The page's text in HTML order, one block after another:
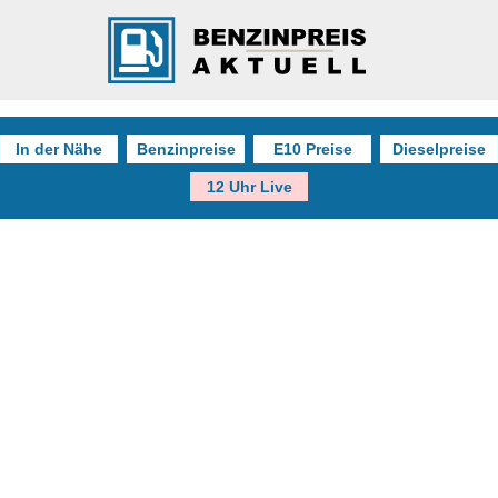
In der Nähe Benzinpreise E10 Preise Dieselpreise
12 Uhr Live